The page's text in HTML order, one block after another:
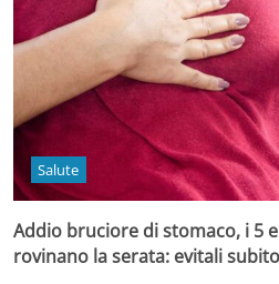
Salute
Addio bruciore di stomaco, i 5
rovinano la serata: evitali subito